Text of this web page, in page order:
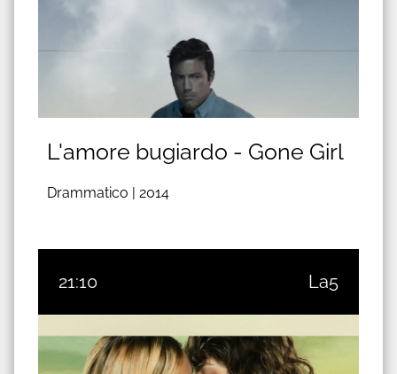
L'amore bugiardo - Gone Girl
Drammatico | 2014
21:10 La5